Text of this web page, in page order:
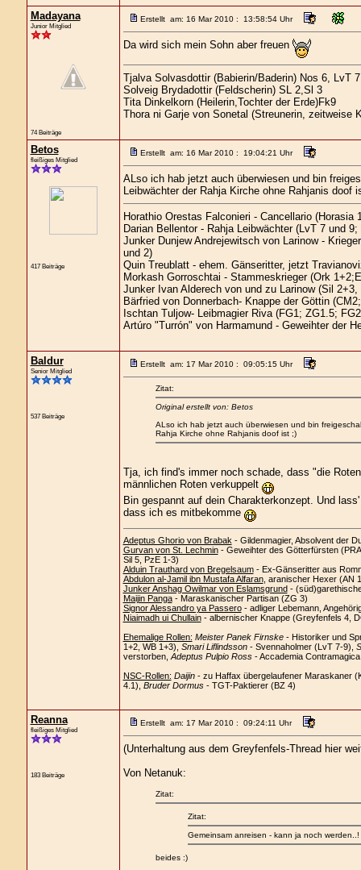
Madayana
Junior Mitglied
74 Beiträge
Erstellt am: 16 Mar 2010 : 13:58:54 Uhr
Da wird sich mein Sohn aber freuen
Tjalva Solvasdottir (Babierin/Baderin) Nos 6, LvT
Solveig Brydadottir (Feldscherin) SL 2,Sl 3
Tita Dinkelkorn (Heilerin,Tochter der Erde)Fk9
Thora ni Garje von Sonetal (Streunerin, zeitweise
Betos
fleißiges Mitglied
417 Beiträge
Erstellt am: 16 Mar 2010 : 19:04:21 Uhr
ALso ich hab jetzt auch überwiesen und bin
Leibwächter der Rahja Kirche ohne Rahjanis doof
Horathio Orestas Falconieri - Cancellario (Horasia
Darian Bellentor - Rahja Leibwächter (LvT 7 und
Junker Dunjew Andrejewitsch von Larinow -
und 2)
Quin Treublatt - ehem. Gänseritter, jetzt
Morkash Gorroschtai - Stammeskrieger (Ork
Junker Ivan Alderech von und zu Larinow (Sil 2+3,
Bärfried von Donnerbach- Knappe der Göttin
Ischtan Tuljow- Leibmagier Riva (FG1; ZG1.5;
Artúro "Turrón" von Harmamund - Geweihter der
Baldur
Senior Mitglied
537 Beiträge
Erstellt am: 17 Mar 2010 : 09:05:15 Uhr
Zitat:
Original erstellt von: Betos
ALso ich hab jetzt auch überwiesen und bin
Rahja Kirche ohne Rahjanis doof ist ;)
Tja, ich find's immer noch schade, dass "die
männlichen Roten verkuppelt
Bin gespannt auf dein Charakterkonzept. Und
dass ich es mitbekomme
Adeptus Ghorio von Brabak - Gildenmagier, Absolvent der
Gurvan von St. Lechmin- Geweihter des Götterfürsten
Sil 5, PzE 1-3)
Alduin Trauthard von Bregelsaum- Ex-Gänseritter aus
Abdulon al-Jamil ibn Mustafa Alfaran, aranischer Hexer (AN
Junker Anshag Owilmar von Eslamsgrund-
Maijin Panga- Maraskanischer Partisan (ZG 3)
Signor Alessandro ya Passero- adliger Lebemann,
Niaimadh ui Chullain- albernischer Knappe (Greyfenfels 4,
Ehemalige Rollen: Meister Panek Firnske- Historiker und
1+2, WB 1+3), Smari Liflindsson- Svennaholmer (LvT 7-9),
verstorben, Adeptus Pulpio Ross- Accademia
NSC-Rollen: Daijin- zu Haffax übergelaufener Maraskaner
4.1), Bruder Dormus- TGT-Paktierer (BZ 4)
Reanna
fleißiges Mitglied
183 Beiträge
Erstellt am: 17 Mar 2010 : 09:24:11 Uhr
(Unterhaltung aus dem Greyfenfels-Thread hier
Von Netanuk:
Zitat:
Zitat:
Gemeinsam anreisen - kann ja noch
beides :)